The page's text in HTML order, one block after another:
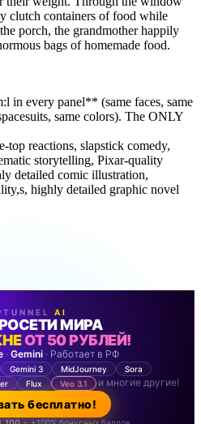
clutch containers of food while
porch, the grandmother happily
bags of homemade food.
in every panel** (same faces, same
same colors). The ONLY
top reactions, slapstick comedy,
storytelling, Pixar-quality
detailed comic illustration,
highly detailed graphic novel
AI
МИРА
ОТ 50 РУБЛЕЙ!
· Gemini · Работает в РФ
Gemini 3 MidJourney
Sora
Flux Veo 3.1 и многие другие!
бесплатно!